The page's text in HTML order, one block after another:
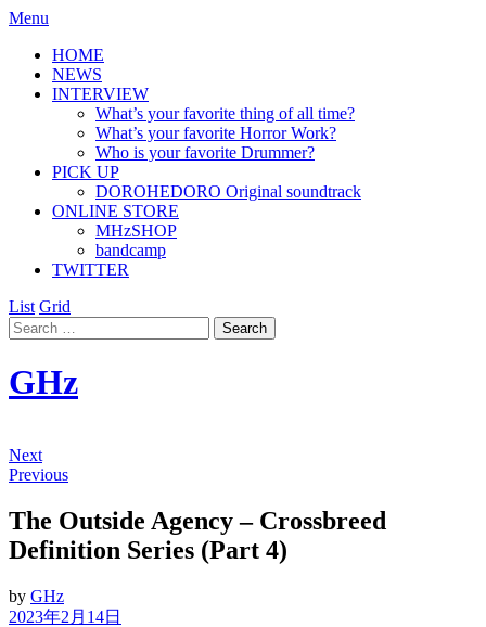
Menu
HOME
NEWS
INTERVIEW
What’s your favorite thing of all time?
What’s your favorite Horror Work?
Who is your favorite Drummer?
PICK UP
DOROHEDORO Original soundtrack
ONLINE STORE
MHzSHOP
bandcamp
TWITTER
List Grid
GHz
Next
Previous
The Outside Agency – Crossbreed
Definition Series (Part 4)
by GHz
2023年2月14日